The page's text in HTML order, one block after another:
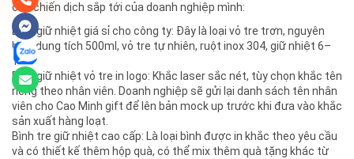
các chiến dịch sắp tới của doanh nghiệp mình:
Bình giữ nhiệt giá sỉ cho công ty: Đây là loại vỏ tre trơn, nguyên
bản, dung tích 500ml, vỏ tre tự nhiên, ruột inox 304, giữ nhiệt 6–
12h.
Bình giữ nhiệt vỏ tre in logo: Khắc laser sắc nét, tùy chọn khắc tên
riêng theo nhân viên. Doanh nghiệp sẽ gửi lại danh sách tên nhân
viên cho Cao Minh gift để lên bản mock up trước khi đưa vào khắc
sản xuất hàng loạt.
Bình tre giữ nhiệt cao cấp: Là loại bình được in khắc theo yêu cầu
và có thiết kế thêm hộp quà, có thể mix thêm quà tặng khác từ